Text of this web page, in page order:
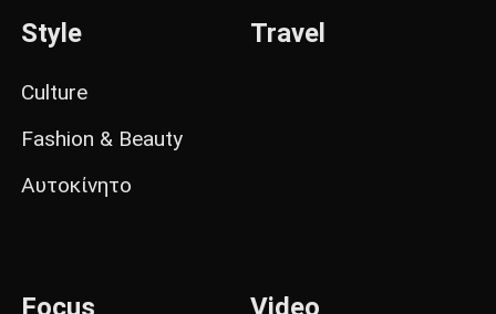
Style
Culture
Fashion & Beauty
Αυτοκίνητο
Travel
Focus Video